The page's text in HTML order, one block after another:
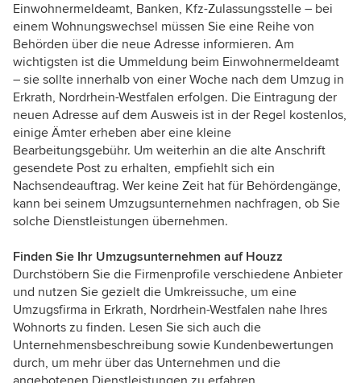
Einwohnermeldeamt, Banken, Kfz-Zulassungsstelle – bei
einem Wohnungswechsel müssen Sie eine Reihe von
Behörden über die neue Adresse informieren. Am
wichtigsten ist die Ummeldung beim Einwohnermeldeamt
– sie sollte innerhalb von einer Woche nach dem Umzug in
Erkrath, Nordrhein-Westfalen erfolgen. Die Eintragung der
neuen Adresse auf dem Ausweis ist in der Regel kostenlos,
einige Ämter erheben aber eine kleine
Bearbeitungsgebühr. Um weiterhin an die alte Anschrift
gesendete Post zu erhalten, empfiehlt sich ein
Nachsendeauftrag. Wer keine Zeit hat für Behördengänge,
kann bei seinem Umzugsunternehmen nachfragen, ob Sie
solche Dienstleistungen übernehmen.
Finden Sie Ihr Umzugsunternehmen auf Houzz
Durchstöbern Sie die Firmenprofile verschiedene Anbieter
und nutzen Sie gezielt die Umkreissuche, um eine
Umzugsfirma in Erkrath, Nordrhein-Westfalen nahe Ihres
Wohnorts zu finden. Lesen Sie sich auch die
Unternehmensbeschreibung sowie Kundenbewertungen
durch, um mehr über das Unternehmen und die